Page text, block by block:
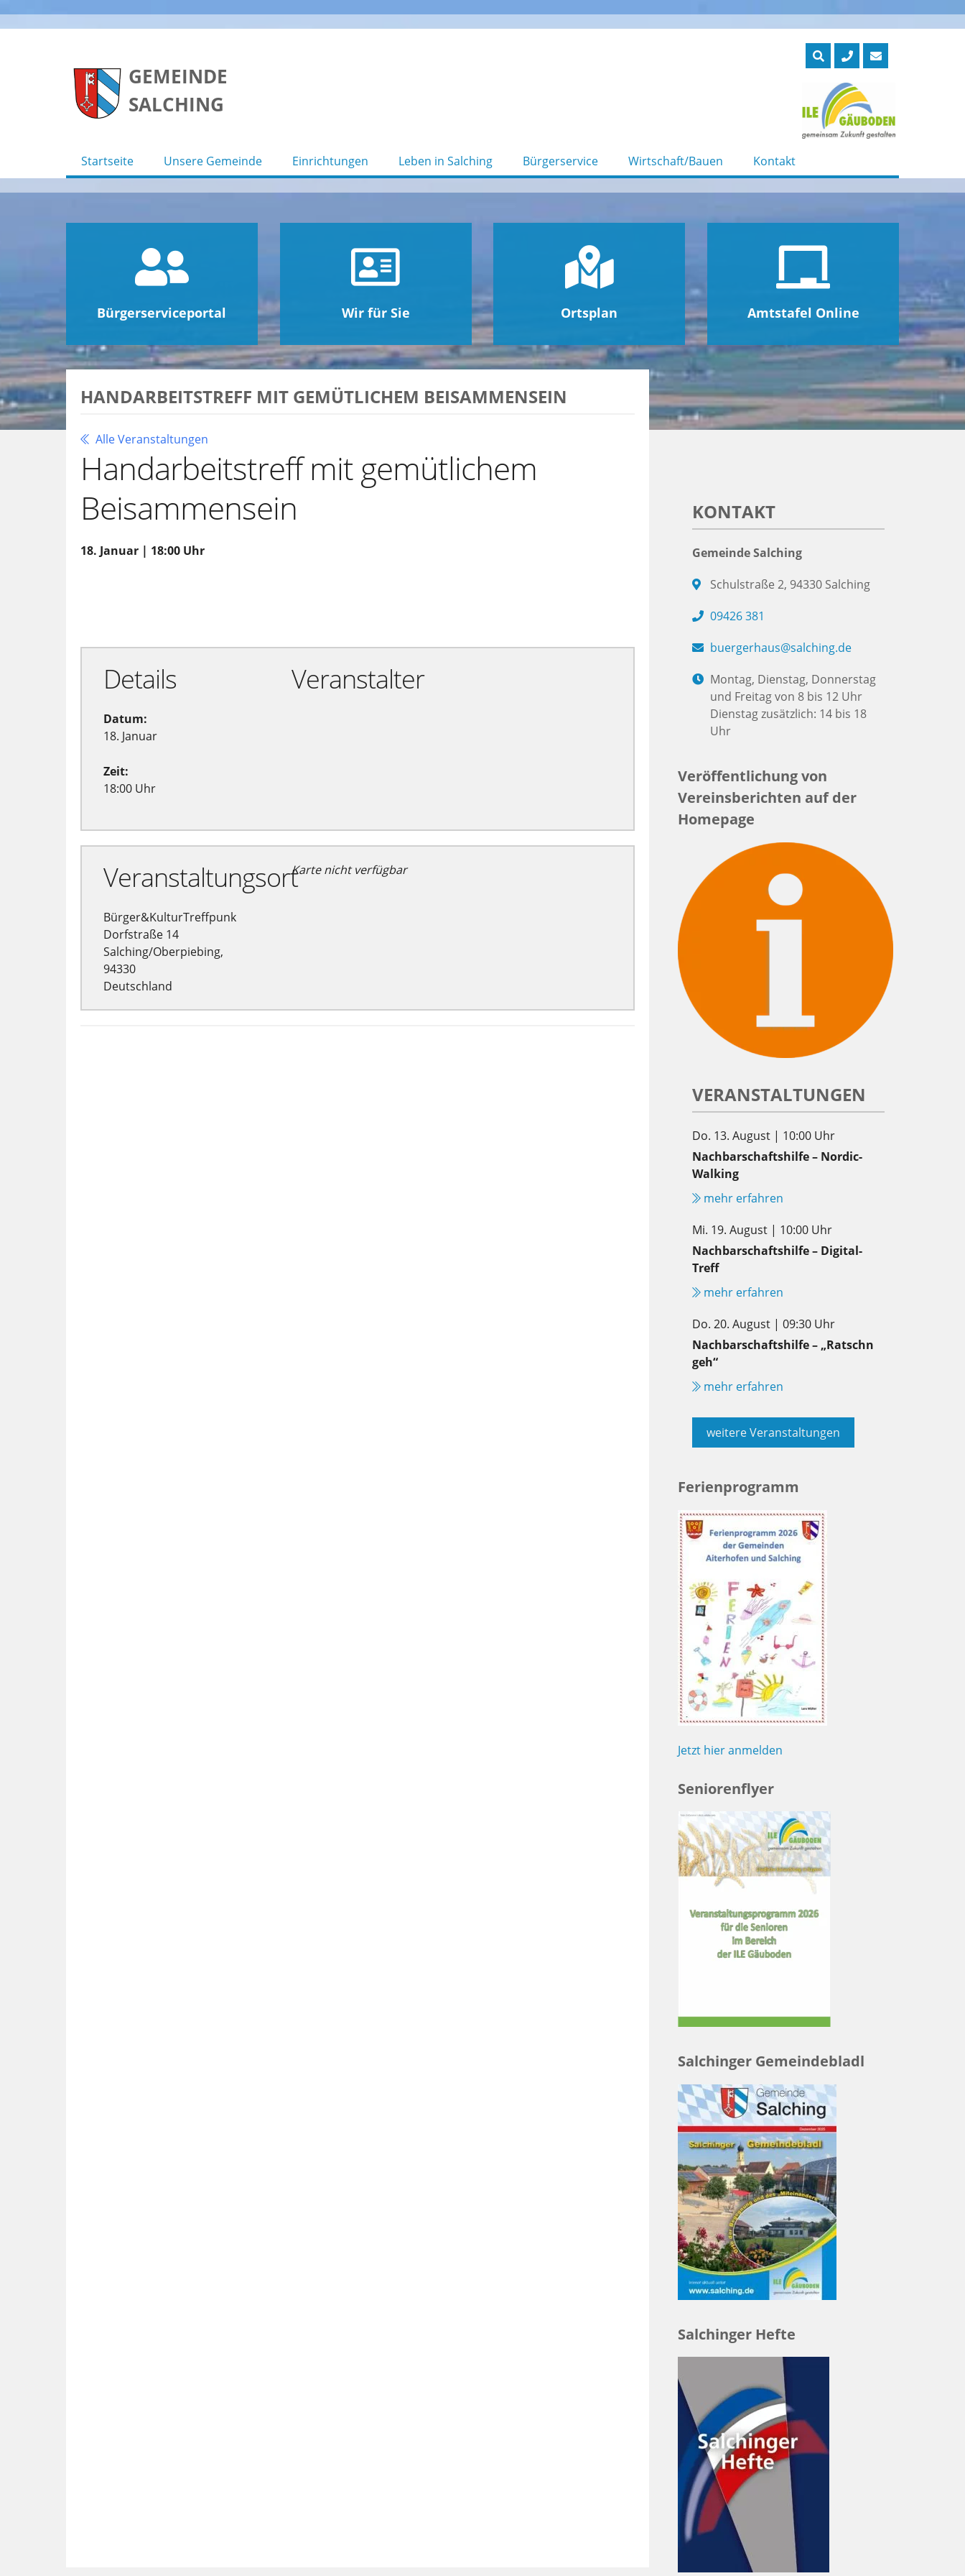
GEMEINDE
SALCHING
Startseite Unsere Gemeinde Einrichtungen Leben in Salching Bürgerservice Wirtschaft/Bauen Kontakt
Bürgerserviceportal Wir für Sie Ortsplan Amtstafel Online
HANDARBEITSTREFF MIT GEMÜTLICHEM BEISAMMENSEIN
Alle Veranstaltungen
Handarbeitstreff mit gemütlichem
Beisammensein
18. Januar | 18:00 Uhr
Details
Datum:
18. Januar
Zeit:
18:00 Uhr
Veranstalter
Veranstaltungsort
Bürger&KulturTreffpunk
Dorfstraße 14
Salching/Oberpiebing,
94330
Deutschland
Karte nicht verfügbar
KONTAKT
Gemeinde Salching
Schulstraße 2, 94330 Salching
09426 381
buergerhaus@salching.de
Montag, Dienstag, Donnerstag
und Freitag von 8 bis 12 Uhr
Dienstag zusätzlich: 14 bis 18
Uhr
Veröffentlichung von
Vereinsberichten auf der
Homepage
VERANSTALTUNGEN
Do. 13. August | 10:00 Uhr
Nachbarschaftshilfe – Nordic-
Walking
mehr erfahren
Mi. 19. August | 10:00 Uhr
Nachbarschaftshilfe – Digital-
Treff
mehr erfahren
Do. 20. August | 09:30 Uhr
Nachbarschaftshilfe – „Ratschn
geh“
mehr erfahren
weitere Veranstaltungen
Ferienprogramm
Jetzt hier anmelden
Seniorenflyer
Salchinger Gemeindebladl
Salchinger Hefte